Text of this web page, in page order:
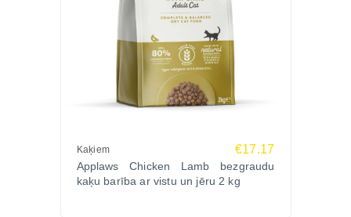
Biežāk uzdotie jautājumi (FAQ)
Vai šī barība der jutīgiem kaķiem?
Jā, bezgraudu formula ar zivju proteīniem ir ļoti
saudzīga gremošanai.
Vai piemērota sterilizētiem kaķiem?
Jā, ja tiek ievērota ieteicamā dienas deva.
Jā, barība ir pilnībā sabalansēta ikdienas lietošanai.
Pasūtiet Zoopasaule.lv
Izvēlieties APPLAWS CAT ADULT FISH & SALMON
Kaķiem €17.17
Applaws Chicken Lamb bezgraudu
kaķu barība ar vistu un jēru 2 kg